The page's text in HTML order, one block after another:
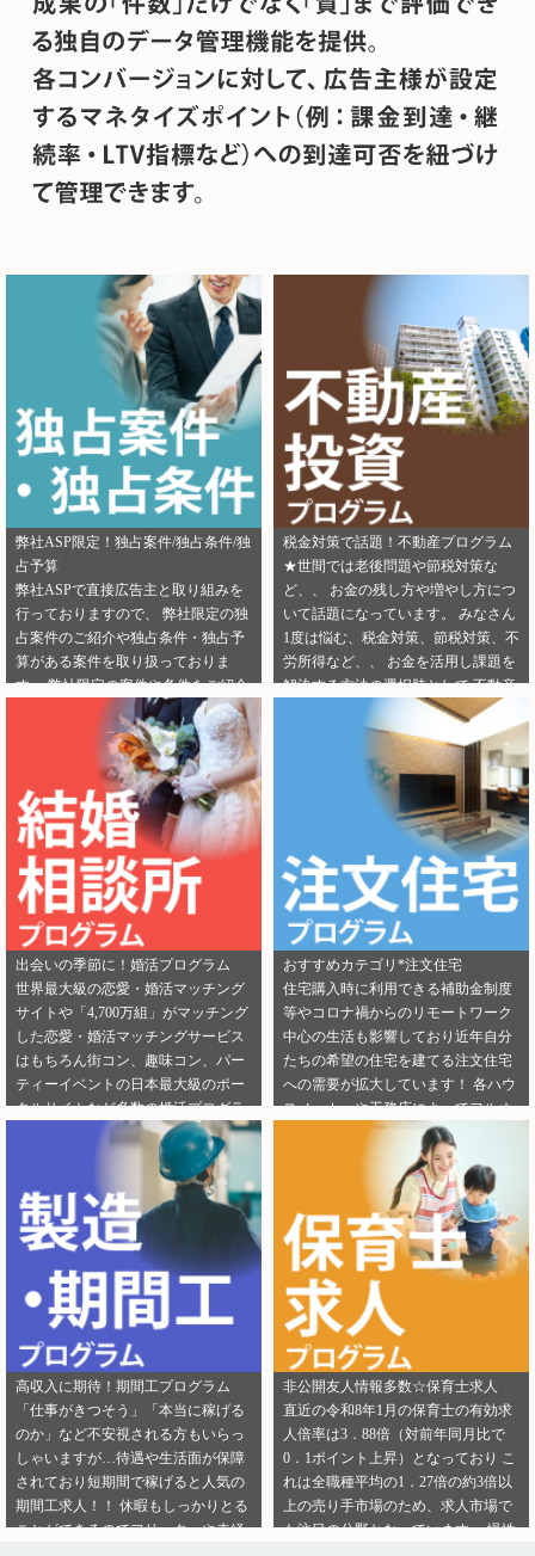
弊社ASP限定！独占案件/独占条件/独
占予算
弊社ASPで直接広告主と取り組みを
行っておりますので、 弊社限定の独
占案件のご紹介や独占条件・独占予
算がある案件を取り扱っておりま
す。 弊社限定の案件や条件をご紹介
できるカテゴリーは下記となりま
す。 ・健康食品 ・美容 ・転職エー
ジェント（IT/エンジニア求人） ・転
職エージェント（一般求人） ・転職
エージェント（工場求人） ・生理管
理ツール ・不動産（売却） ・不動産
（投資） ・不動産（外壁） ・不動産
（注文住宅） ・引越し ・ランドセル
是非この機会に、新規でご登録いた
だくアフィリエイター様は 「お申込
みはこちら」からご登録時のプロフ
ィール欄に 「独占案件・独占条件の
お知らせ」を見たという旨をご入力
ください。 メディパートナーにご登
録いただいている アフィリエイター
様は「お問い合わせはこちら」から
ご連絡ください。
税金対策で話題！不動産プログラム
★世間では老後問題や節税対策な
ど、、 お金の残し方や増やし方につ
いて話題になっています。 みなさん
1度は悩む、税金対策、節税対策、不
労所得など、、 お金を活用し課題を
解決する方法の選択肢として 不動産
投資を選択する人が増えてきていま
す。 サラリーマンからでも始められ
る不動産投資は税金対策として注目
を浴びています。 弊社では独占案件
や好条件でのご案内が可能になりま
す！ 資料請求からオンライン面談な
ど複数相談方法があり訴求がしやす
いカテゴリにもなります。 ぜひご掲
載のご検討をよろしくお願いしま
す！ ★ 新規でご登録いただくアフィ
リエイター様は 「お申込みはこち
ら」からご登録時のプロフィール欄
に 注目のカテゴリを見たという旨を
ご入力ください。 メディパートナー
にご登録いただいている アフィリエ
イター様は「お問い合わせはこち
ら」から ご連絡ください。
出会いの季節に！婚活プログラム
世界最大級の恋愛・婚活マッチング
サイトや「4,700万組」がマッチング
した恋愛・婚活マッチングサービス
はもちろん街コン、趣味コン、パー
ティーイベントの日本最大級のポー
タルサイトなど多数の婚活プログラ
ムを取り扱っております！ 新規でご
登録いただくアフィリエイター様は
「お申込みはこちら」からご登録時
のプロフィール欄に注目のカテゴリ
を見たという旨をご入力ください。
メディパートナーにご登録いただい
ているアフィリエイター様は「お問
い合わせはこちら」からご連絡くだ
さい。
おすすめカテゴリ*注文住宅
住宅購入時に利用できる補助金制度
等やコロナ禍からのリモートワーク
中心の生活も影響しており近年自分
たちの希望の住宅を建てる注文住宅
への需要が拡大しています！ 各ハウ
スメーカーや工務店によってフルオ
ーダー住宅・セミオーダー住宅など
様々な取扱いがありユーザーの好み
をくみ取って家づくりをサポ―トし
てくれます。 新規でご登録いただく
アフィリエイター様は「お申込みは
こちら」からご登録時のプロフィー
ル欄に注目のカテゴリを見たという
旨をご入力ください。 メディパート
ナーにご登録いただいているアフィ
リエイター様は「お問い合わせはこ
ちら」からご連絡ください。
高収入に期待！期間工プログラム
「仕事がきつそう」「本当に稼げる
のか」など不安視される方もいらっ
しゃいますが…待遇や生活面が保障
されており短期間で稼げると人気の
期間工求人！！ 休暇もしっかりとる
ことができるのでフリーターや未経
非公開友人情報多数☆保育士求人
直近の令和8年1月の保育士の有効求
人倍率は3．88倍（対前年同月比で
0．1ポイント上昇）となっており こ
れは全職種平均の1．27倍の約3倍以
上の売り手市場のため、求人市場で
も注目の分野となっています。 慢性